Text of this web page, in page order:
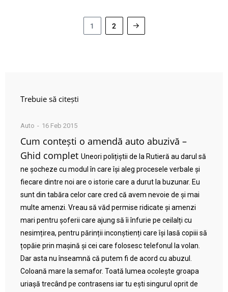
1 2
Trebuie să citești
Auto 16 Feb 2015
Cum contești o amendă auto abuzivă –
Ghid complet Uneori polițiștii de la Rutieră au darul să
ne șocheze cu modul în care își aleg procesele verbale și
fiecare dintre noi are o istorie care a durut la buzunar. Eu
sunt din tabăra celor care cred că avem nevoie de și mai
multe amenzi. Vreau să văd permise ridicate și amenzi
mari pentru șoferii care ajung să îi înfurie pe ceilalți cu
nesimțirea, pentru părinții inconștienți care își lasă copiii să
țopăie prin mașină și cei care folosesc telefonul la volan.
Dar asta nu înseamnă că putem fi de acord cu abuzul.
Coloană mare la semafor. Toată lumea ocolește groapa
uriașă trecând pe contrasens iar tu ești singurul oprit de